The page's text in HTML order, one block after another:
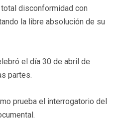
disconformidad con
la libre absolución de su
el día 30 de abril de
partes.
prueba el interrogatorio del